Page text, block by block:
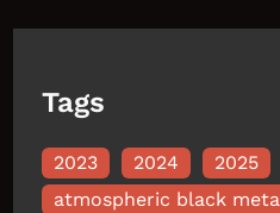
Tags
2023 2024 2025
atmospheric black